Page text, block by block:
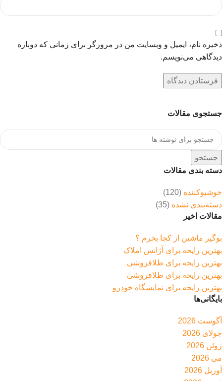
جستجوی مقالات
جستجو
دسته بندی مقالات
خوشبوکننده (120)
دسته‌بندی نشده (35)
مقالات اخیر
بوگیر ماشین از کجا بخرم ؟
بهترین رایحه برای آژانس املاک
بهترین رایحه برای طلافروشی
بهترین رایحه برای طلافروشی
بهترین رایحه برای نمایشگاه خودرو
بایگانی‌ها
آگوست 2026
جولای 2026
ژوئن 2026
می 2026
آوریل 2026
ذخیره نام، ایمیل و وبسایت من در مرورگر برای زمانی که دوباره
دیدگاهی می‌نویسم.